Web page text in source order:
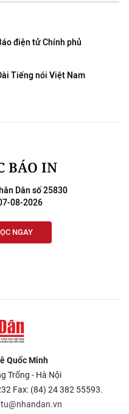
điện tử Chính phủ
Tiếng nói Việt Nam
BÁO IN
Dân số 25830
08-2026
NGAY
Quốc Minh
Trống - Hà Nội
Fax: (84) 24 382 55593.